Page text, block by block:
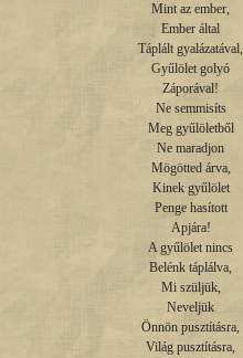
Mint az ember,
Ember által
Táplált gyalázatával,
Gyűlölet golyó
Záporával!
Ne semmisíts
Meg gyűlöletből
Ne maradjon
Mögötted árva,
Kinek gyűlölet
Penge hasított
Apjára!
A gyűlölet nincs
Belénk táplálva,
Mi szüljük,
Neveljük
Önnön pusztításra,
Világ pusztításra,